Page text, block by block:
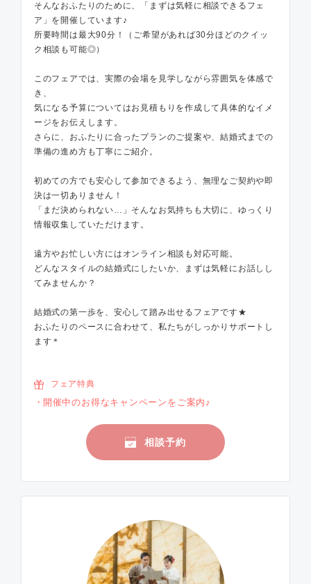
そんなおふたりのために、「まずは気軽に相談できるフェ
ア」を開催しています♪
所要時間は最大90分！（ご希望があれば30分ほどのクイッ
ク相談も可能◎）
このフェアでは、実際の会場を見学しながら雰囲気を体感で
き、
気になる予算についてはお見積もりを作成して具体的なイメ
ージをお伝えします。
さらに、おふたりに合ったプランのご提案や、結婚式までの
準備の進め方も丁寧にご紹介。
初めての方でも安心して参加できるよう、無理なご契約や即
決は一切ありません！
「まだ決められない…」そんなお気持ちも大切に、ゆっくり
情報収集していただけます。
遠方やお忙しい方にはオンライン相談も対応可能。
どんなスタイルの結婚式にしたいか、まずは気軽にお話しし
てみませんか？
結婚式の第一歩を、安心して踏み出せるフェアです★
おふたりのペースに合わせて、私たちがしっかりサポートし
ます＊
フェア特典
開催中のお得なキャンペーンをご案内♪
相談予約